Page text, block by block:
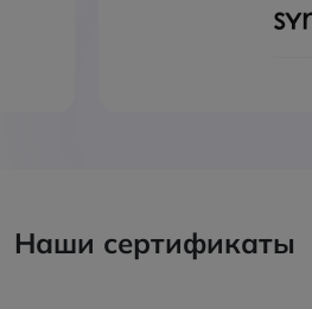
Наши сертификаты